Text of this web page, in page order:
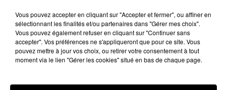
5 décembre 2024 - 4 min 30 sec
LES INFOS DU BÉARN DU 05/12/2024 À 17H00
Vous pouvez accepter en cliquant sur "Accepter et fermer", ou affiner en
sélectionnant les finalités et/ou partenaires dans "Gérer mes choix".
Vous pouvez également refuser en cliquant sur "Continuer sans
accepter". Vos préférences ne s'appliqueront que pour ce site. Vous
pouvez mettre à jour vos choix, ou retirer votre consentement à tout
moment via le lien "Gérer les cookies" situé en bas de chaque page.